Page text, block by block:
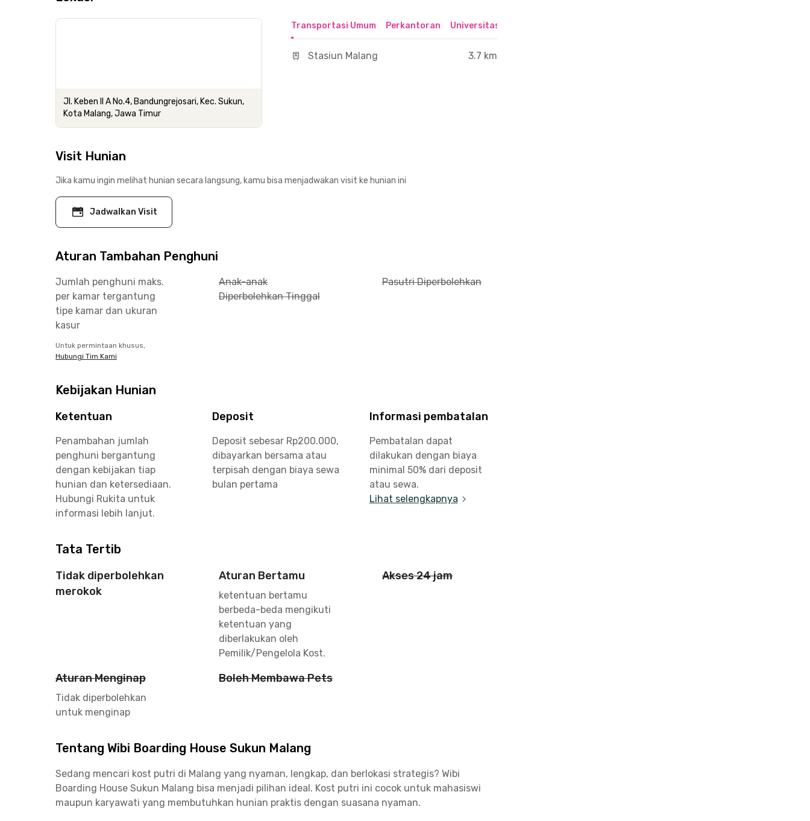
Jl. Keben II A No.4, Bandungrejosari, Kec. Sukun,
Kota Malang, Jawa Timur
Transportasi Umum Perkantoran Universitas
Stasiun Malang 3.7 km
Visit Hunian
Jika kamu ingin melihat hunian secara langsung, kamu bisa menjadwakan visit ke hunian ini
Jadwalkan Visit
Aturan Tambahan Penghuni
Jumlah penghuni maks.
per kamar tergantung
tipe kamar dan ukuran
kasur
Anak-anak
Diperbolehkan Tinggal
Pasutri Diperbolehkan
Untuk permintaan khusus,
Hubungi Tim Kami
Kebijakan Hunian
Ketentuan
Penambahan jumlah
penghuni bergantung
dengan kebijakan tiap
hunian dan ketersediaan.
Hubungi Rukita untuk
informasi lebih lanjut.
Deposit
Deposit sebesar Rp200.000,
dibayarkan bersama atau
terpisah dengan biaya sewa
bulan pertama
Informasi pembatalan
Pembatalan dapat
dilakukan dengan biaya
minimal 50% dari deposit
atau sewa.
Lihat selengkapnya
Tata Tertib
Tidak diperbolehkan
merokok
Aturan Bertamu
ketentuan bertamu
berbeda-beda mengikuti
ketentuan yang
diberlakukan oleh
Pemilik/Pengelola Kost.
Akses 24 jam
Aturan Menginap
Tidak diperbolehkan
untuk menginap
Boleh Membawa Pets
Tentang Wibi Boarding House Sukun Malang
Sedang mencari kost putri di Malang yang nyaman, lengkap, dan berlokasi strategis? Wibi
Boarding House Sukun Malang bisa menjadi pilihan ideal. Kost putri ini cocok untuk mahasiswi
maupun karyawati yang membutuhkan hunian praktis dengan suasana nyaman.